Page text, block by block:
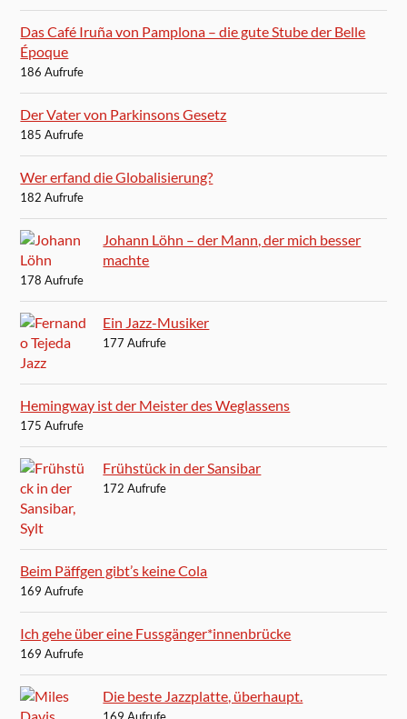
Das Café Iruña von Pamplona – die gute Stube der Belle
Époque
186 Aufrufe
Der Vater von Parkinsons Gesetz
185 Aufrufe
Wer erfand die Globalisierung?
182 Aufrufe
Johann Löhn – der Mann, der mich besser
machte
178 Aufrufe
Ein Jazz-Musiker
177 Aufrufe
Hemingway ist der Meister des Weglassens
175 Aufrufe
Frühstück in der Sansibar
172 Aufrufe
Beim Päffgen gibt’s keine Cola
169 Aufrufe
Ich gehe über eine Fussgänger*innenbrücke
169 Aufrufe
Die beste Jazzplatte, überhaupt.